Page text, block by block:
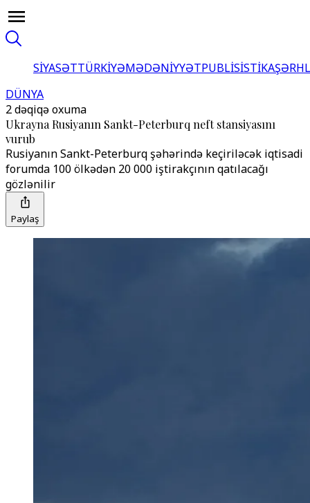
SİYASƏTTÜRKİYƏMƏDƏNİYYƏTPUBLİSİSTİKA
DÜNYA
2 dəqiqə oxuma
Ukrayna Rusiyanın Sankt-Peterburq neft stansiyasını
vurub
Rusiyanın Sankt-Peterburq şəhərində keçiriləcək iqtisadi
forumda 100 ölkədən 20 000 iştirakçının qatılacağı
gözlənilir
Paylaş